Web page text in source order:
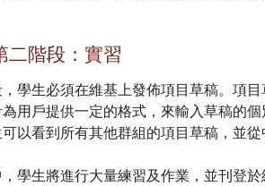
階段：實習
學生必須在維基上發佈項目草稿。項
用戶提供一定的格式，來輸入草稿的個
以看到所有其他群組的項目草稿，並
學生將進行大量練習及作業，並刊登於